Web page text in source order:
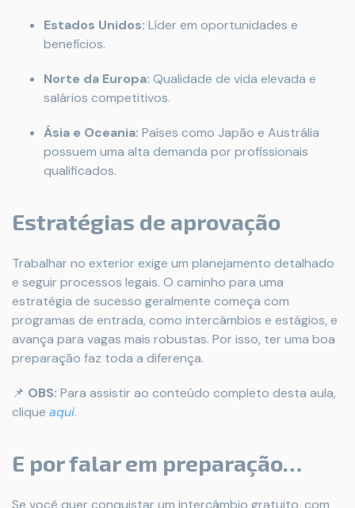
Estados Unidos: Líder em oportunidades e
benefícios.
Norte da Europa: Qualidade de vida elevada e
salários competitivos.
Ásia e Oceania: Países como Japão e Austrália
possuem uma alta demanda por profissionais
qualificados.
Estratégias de aprovação
Trabalhar no exterior exige um planejamento detalhado
e seguir processos legais. O caminho para uma
estratégia de sucesso geralmente começa com
programas de entrada, como intercâmbios e estágios, e
avança para vagas mais robustas. Por isso, ter uma boa
preparação faz toda a diferença.
📌 OBS: Para assistir ao conteúdo completo desta aula,
clique aqui.
E por falar em preparação…
Se você quer conquistar um intercâmbio gratuito, com